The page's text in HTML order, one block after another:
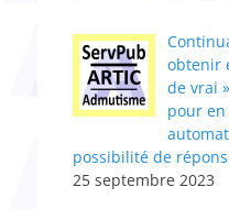
obtenir
de vrai
pour
possibilité de
25 septembre 2023